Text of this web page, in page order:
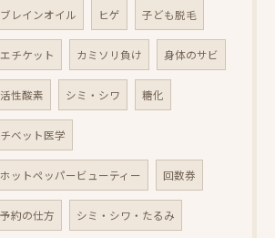
ブレインオイル ヒゲ 子ども脱毛
エチケット カミソリ負け 身体のサビ
活性酸素 シミ・シワ 糖化
チベット医学
ホットペッパービューティー 回数券
予約の仕方 シミ・シワ・たるみ